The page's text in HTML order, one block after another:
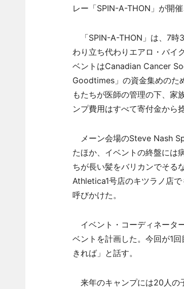
レー「SPIN-A-THON」が開催
「SPIN-A-THON」は、7時
わり立ち代わりエアロ・バイ
ベントはCanadian Cancer
Goodtimes」の資金集めのた
もたちが医師の管理の下、家
ンプ費用はすべて寄付金から
メーン会場のSteve Nash
たほか、イベントの終盤には
ちが長い髪をバリカンでそ
Athletica1号店のキツラノ店
呼びかけた。
イベント・コーディネータ
ベントを計画した。今回が1
きれば」と話す。
来年のキャンプには20人の